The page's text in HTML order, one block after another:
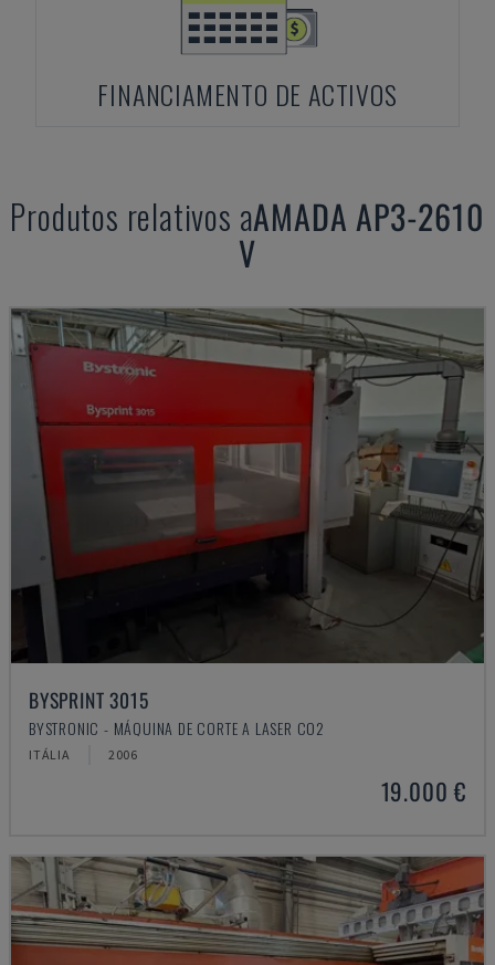
FINANCIAMENTO DE ACTIVOS
Produtos relativos aAMADA AP3-2610
V
BYSPRINT 3015
BYSTRONIC - MÁQUINA DE CORTE A LASER CO2
ITÁLIA 2006
19.000 €